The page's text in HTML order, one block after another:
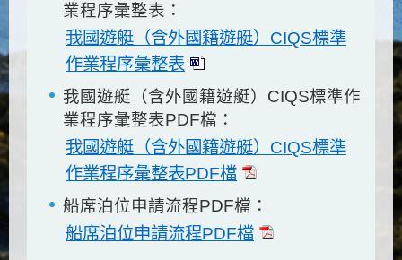
業程序彙整表：
我國遊艇（含外國籍遊艇）CIQS標準
作業程序彙整表
我國遊艇（含外國籍遊艇）CIQS標準作
業程序彙整表PDF檔：
我國遊艇（含外國籍遊艇）CIQS標準
作業程序彙整表PDF檔
船席泊位申請流程PDF檔：
船席泊位申請流程PDF檔